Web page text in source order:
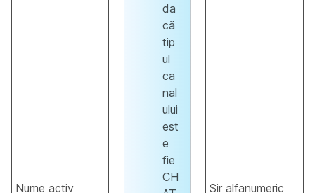
Nume activ
da
că
tip
ul
ca
nal
ului
est
e
fie
CH
Șir alfanumeric